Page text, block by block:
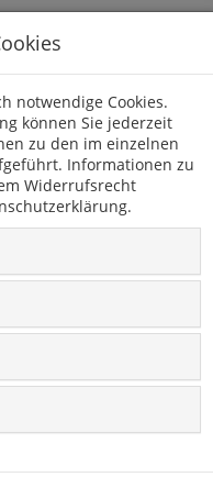
Toggle
navigation
Kategorien
notwendige Cookies.
können Sie jederzeit
zu den im einzelnen
Informationen zu
Widerrufsrecht